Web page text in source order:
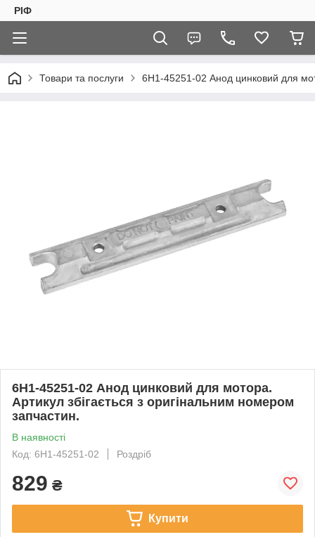
РІФ
Товари та послуги 6H1-45251-02 Анод цинковий для
6H1-45251-02 Анод цинковий для мотора.
Артикул збігається з оригінальним номером
запчастин.
В наявності
Код: 6H1-45251-02
Роздріб
829 ₴
Купити